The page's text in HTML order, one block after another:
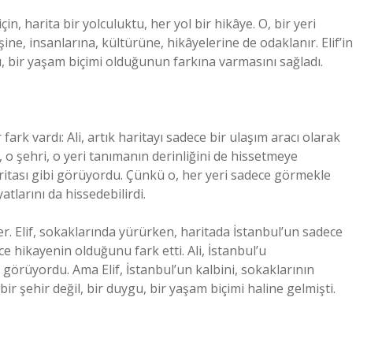
harita bir yolculuktu, her yol bir hikâye. O, bir yeri
insanlarına, kültürüne, hikâyelerine de odaklanır. Elif’in
bir yaşam biçimi olduğunun farkına varmasını sağladı.
vardı: Ali, artık haritayı sadece bir ulaşım aracı olarak
şehri, o yeri tanımanın derinliğini de hissetmeye
gibi görüyordu. Çünkü o, her yeri sadece görmekle
da hissedebilirdi.
Elif, sokaklarında yürürken, haritada İstanbul’un sadece
hikayenin olduğunu fark etti. Ali, İstanbul’u
Ama Elif, İstanbul’un kalbini, sokaklarının
şehir değil, bir duygu, bir yaşam biçimi haline gelmişti.